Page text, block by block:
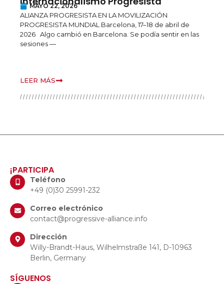
MAYO 22, 2026
ALIANZA PROGRESISTA EN LA MOVILIZACIÓN
PROGRESISTA MUNDIAL Barcelona, 17–18 de abril de
2026 Algo cambió en Barcelona. Se podía sentir en las
sesiones —
LEER MÁS
¡PARTICIPA
Teléfono
+49 (0)30 25991-232
Correo electrónico
contact@progressive-alliance.info
Dirección
Willy-Brandt-Haus, Wilhelmstraße 141, D-10963
Berlin, Germany
SÍGUENOS